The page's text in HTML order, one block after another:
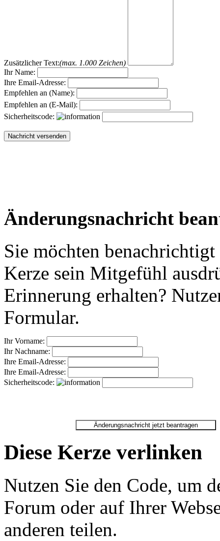
Zusätzlicher Text:(max. 1.000 Zeichen)
Ihr Name:
Ihre Email-Adresse:
Empfehlen an (Name):
Empfehlen an (E-Mail):
Sicherheitscode:
Änderungsnachricht
Sie möchten
Kerze sein Mitgefühl
Erinnerung erhalten?
Formular.
Ihr Vorname:
Ihr Nachname:
Ihre Email-Adresse:
Ihre Email-Adresse:
Sicherheitscode:
Diese Kerze verlinken
Nutzen Sie den Code, um
Forum oder auf Ihrer
anderen teilen.